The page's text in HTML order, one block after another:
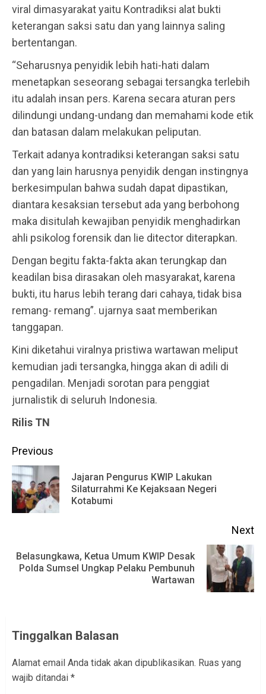
viral dimasyarakat yaitu Kontradiksi alat bukti
keterangan saksi satu dan yang lainnya saling
bertentangan.
“Seharusnya penyidik lebih hati-hati dalam
menetapkan seseorang sebagai tersangka terlebih
itu adalah insan pers. Karena secara aturan pers
dilindungi undang-undang dan memahami kode etik
dan batasan dalam melakukan peliputan.
Terkait adanya kontradiksi keterangan saksi satu
dan yang lain harusnya penyidik dengan instingnya
berkesimpulan bahwa sudah dapat dipastikan,
diantara kesaksian tersebut ada yang berbohong
maka disitulah kewajiban penyidik menghadirkan
ahli psikolog forensik dan lie ditector diterapkan.
Dengan begitu fakta-fakta akan terungkap dan
keadilan bisa dirasakan oleh masyarakat, karena
bukti, itu harus lebih terang dari cahaya, tidak bisa
remang- remang”. ujarnya saat memberikan
tanggapan.
Kini diketahui viralnya pristiwa wartawan meliput
kemudian jadi tersangka, hingga akan di adili di
pengadilan. Menjadi sorotan para penggiat
jurnalistik di seluruh Indonesia.
Rilis TN
Continue
Reading
Previous
Jajaran Pengurus KWIP Lakukan
Silaturrahmi Ke Kejaksaan Negeri
Kotabumi
Next
Next
Belasungkawa, Ketua Umum KWIP Desak
Polda Sumsel Ungkap Pelaku Pembunuh
Wartawan
Tinggalkan Balasan
Alamat email Anda tidak akan dipublikasikan. Ruas yang
wajib ditandai *